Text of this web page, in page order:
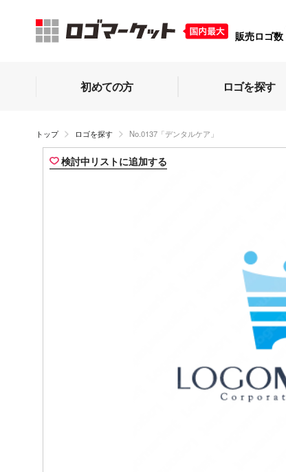
販売ロゴ数
初めての方 ロゴを探す
トップ ロゴを探す No.0137「デンタルケア」
検討中リストに追加する